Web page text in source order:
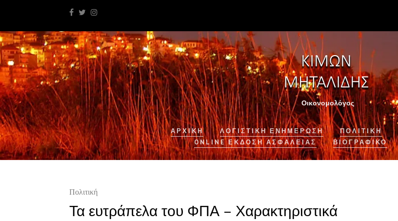
Οικονομολόγος
ΑΡΧΙΚΉ ΛΟΓΙΣΤΙΚΉ ΕΝΗΜΈΡΩΣΗ ΠΟΛΙΤΙΚΗ
ONLINE ΈΚΔΟΣΗ ΑΣΦΆΛΕΙΑΣ
ΒΙΟΓΡΑΦΙΚΌ
Πολιτική
Τα ευτράπελα του ΦΠΑ – Χαρακτηριστικά